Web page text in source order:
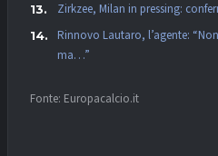
Zirkzee, Milan in pressing:
Rinnovo Lautaro, l’agente:
ma…”
Fonte: Europacalcio.it